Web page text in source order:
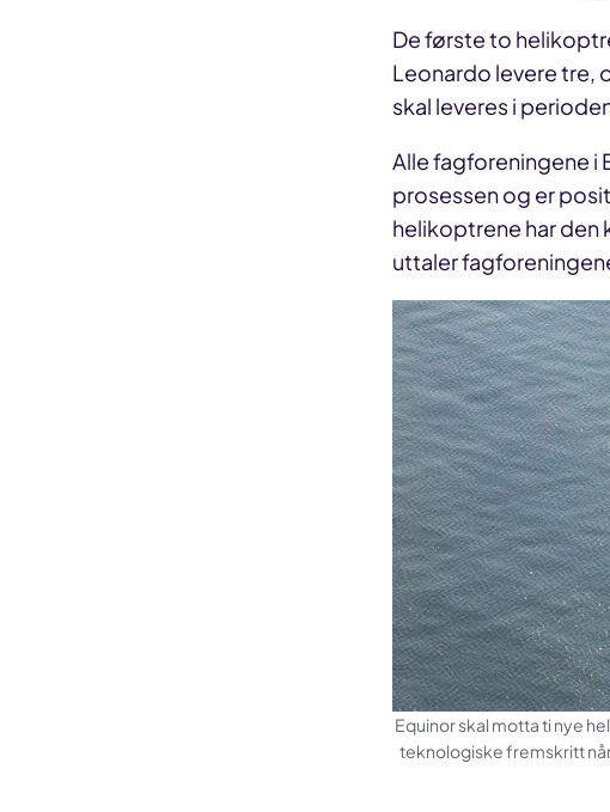
De første to
Leonardo levere tre,
skal leveres i
Alle fagforeningene i
prosessen og er
helikoptrene har den
uttaler
Equinor skal motta ti nye
teknologiske fremskritt